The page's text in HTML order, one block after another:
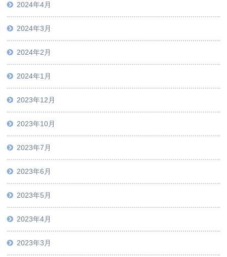
2024年4月
2024年3月
2024年2月
2024年1月
2023年12月
2023年10月
2023年7月
2023年6月
2023年5月
2023年4月
2023年3月